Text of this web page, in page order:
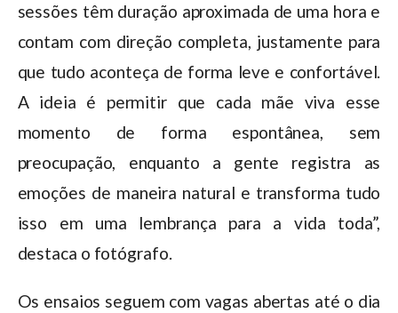
sessões têm duração aproximada de uma hora e
contam com direção completa, justamente para
que tudo aconteça de forma leve e confortável.
A ideia é permitir que cada mãe viva esse
momento de forma espontânea, sem
preocupação, enquanto a gente registra as
emoções de maneira natural e transforma tudo
isso em uma lembrança para a vida toda”,
destaca o fotógrafo.
Os ensaios seguem com vagas abertas até o dia